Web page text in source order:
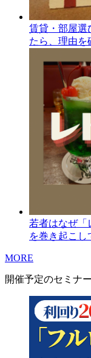
賃貸・部屋選
たら、理由を
若者はなぜ
を巻き起こし
MORE
開催予定のセミナー